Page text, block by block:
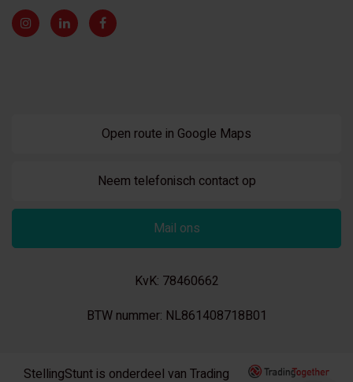
Open route in Google Maps
Neem telefonisch contact op
Mail ons
KvK: 78460662
BTW nummer: NL861408718B01
StellingStunt is onderdeel van Trading